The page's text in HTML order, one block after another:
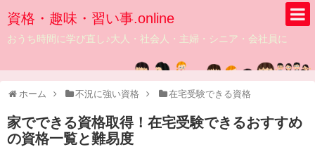
資格・趣味・習い事.online
おうち時間に学び直し♪大人・社会人・主婦・シニア・会社員に
ホーム 不況に強い資格 在宅受験できる資格
家でできる資格取得！在宅受験できるおすすめ
の資格一覧と難易度